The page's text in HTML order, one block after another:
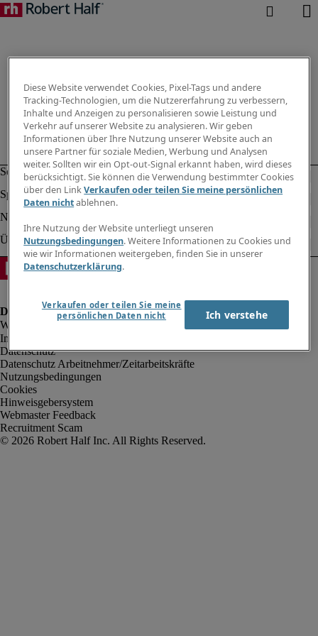
Impressum
Datenschutz
Datenschutz Arbeitnehmer/Zeitarbeitskräfte
Nutzungsbedingungen
Cookies
Hinweisgebersystem
Webmaster Feedback
Recruitment Scam
Diese Website verwendet Cookies, Pixel-Tags und andere
Tracking-Technologien, um die Nutzererfahrung zu verbessern,
Inhalte und Anzeigen zu personalisieren sowie Leistung und
Verkehr auf unserer Website zu analysieren. Wir geben
Informationen über Ihre Nutzung unserer Website auch an
unsere Partner für soziale Medien, Werbung und Analysen
weiter. Sollten wir ein Opt-out-Signal erkannt haben, wird dieses
berücksichtigt. Sie können die Verwendung bestimmter Cookies
über den LinkVerkaufen oder teilen Sie meine persönlichen
Daten nichtablehnen.
Ihre Nutzung der Website unterliegt unseren
Nutzungsbedingungen. Weitere Informationen zu Cookies und
wie wir Informationen weitergeben, finden Sie in unserer
Datenschutzerklärung.
Verkaufen oder teilen Sie meine
persönlichen Daten nicht
Ich verstehe